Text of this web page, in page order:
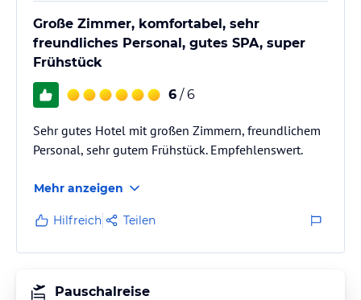
Große Zimmer, komfortabel, sehr
freundliches Personal, gutes SPA, super
Frühstück
6 / 6
Sehr gutes Hotel mit großen Zimmern, freundlichem
Personal, sehr gutem Frühstück. Empfehlenswert.
Mehr anzeigen
Hilfreich Teilen
Pauschalreise